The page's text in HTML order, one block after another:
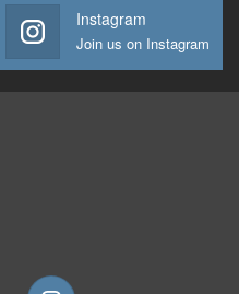
Instagram
Join us on Instagram